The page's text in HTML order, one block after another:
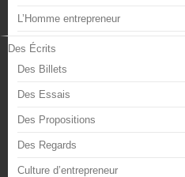
L’Homme entrepreneur
Des Écrits
Des Billets
Des Essais
Des Propositions
Des Regards
Culture d’entrepreneur